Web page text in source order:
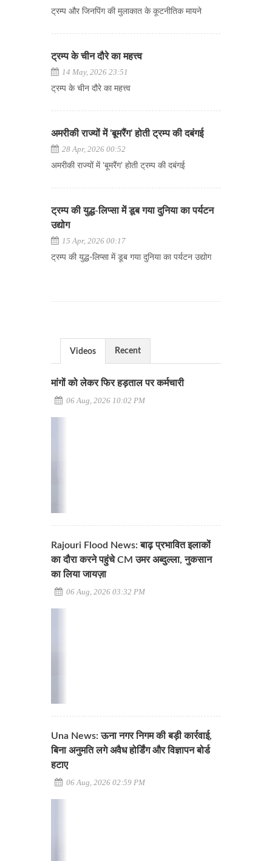
ट्रम्प और जिनपिंग की मुलाकात के कूटनीतिक मायने
ट्रम्प के चीन दौरे का महत्त्व
14 May, 2026 23:51
ट्रम्प के चीन दौरे का महत्त्व
अमरीकी राज्यों में ‘बूमरैंग’ होती ट्रम्प की दबंगई
28 Apr, 2026 00:52
अमरीकी राज्यों में ‘बूमरैंग’ होती ट्रम्प की दबंगई
ट्रम्प की युद्ध-लिप्सा में डूब गया दुनिया का पर्यटन
उद्योग
15 Apr, 2026 00:17
ट्रम्प की युद्ध-लिप्सा में डूब गया दुनिया का पर्यटन उद्योग
Videos Recent
मांगों को लेकर फिर हड़ताल पर कर्मचारी
06 Aug, 2026 10:02 PM
Rajouri Flood News: बाढ़ प्रभावित इलाकों
का दौरा करने पहुंचे CM उमर अब्दुल्ला, नुकसान
का लिया जायज़ा
06 Aug, 2026 03:32 PM
Una News: ऊना नगर निगम की बड़ी कार्रवाई,
बिना अनुमति लगे अवैध होर्डिंग और विज्ञापन बोर्ड
हटाए
06 Aug, 2026 02:59 PM